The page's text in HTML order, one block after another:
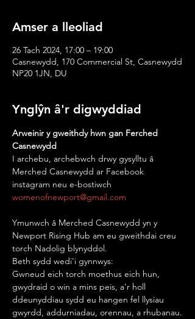
Amser a lleoliad
26 Tach 2024, 17:00 – 19:00
Casnewydd, 170 Commercial St, Casnewydd
NP20 1JN, DU
Ynglŷn â'r digwyddiad
Arweinir y gweithdy hwn gan Ferched
Casnewydd
I archebu, archebwch drwy gysylltu â
Merched Casnewydd ar Facebook
instagram neu e-bostiwch
womenofnewport@gmail.com
Ymunwch â Merched Casnewydd yn y
Newport Rising Hub am eu gweithdai creu
torch Nadolig blynyddol.
Beth sydd wedi'i gynnwys:
Gwneud eich torch moethus eich hun,
gwydraid o win a mins peis, a'r holl
ddeunyddiau sydd eu hangen fel llysiau
gwyrdd, addurniadau, orennau, a rhubanau.